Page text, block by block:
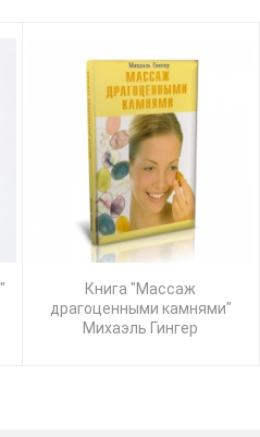
Книга "Массаж
драгоценными камнями"
Михаэль Гингер